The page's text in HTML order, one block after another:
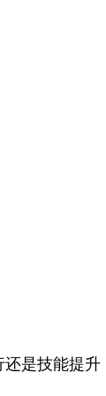
技能提